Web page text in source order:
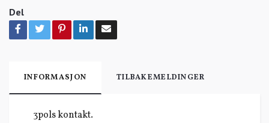
Del
INFORMASJON TILBAKEMELDINGER
3pols kontakt.